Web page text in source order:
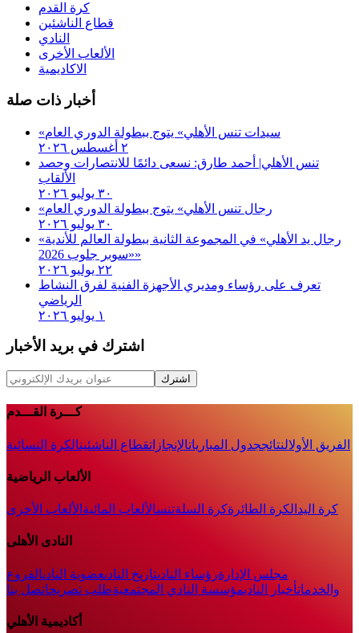
كرة القدم
قطاع الناشئين
النادي
الألعاب الأخرى
الاكاديمية
أخبار ذات صلة
«سيدات تنس الأهلي» يتوج ببطولة الدوري العام
٢ أغسطس ٢٠٢٦
تنس الأهلي| أحمد طارق: نسعى دائمًا للانتصارات وحصد
الألقاب
٣٠ يوليو ٢٠٢٦
«رجال تنس الأهلي» يتوج ببطولة الدوري العام
٣٠ يوليو ٢٠٢٦
«رجال يد الأهلي» في المجموعة الثانية ببطولة العالم للأندية
«سوبر جلوب 2026»
٢٢ يوليو ٢٠٢٦
تعرف على رؤساء ومديري الأجهزة الفنية لفرق النشاط
الرياضي
١ يوليو ٢٠٢٦
اشترك في بريد الأخبار
اشترك
كـــرة القـــدم
الفريق الأولالنتائججدول المبارياتالإنجازاتقطاع الناشئينالكرة النسائية
الألعاب الرياضية
كرة اليد الكرة الطائرةكرة السلةتنسالألعاب المائية الألعاب الأخرى
النادى الأهلى
مجلس الإدارةرؤساء النادىتاريخ النادىعضوية النادىالفروع
والخدماتأخبار الناديمؤسسة النادي المجتمعيةطلب تصريحاتصل بنا
أكاديمية الأهلي